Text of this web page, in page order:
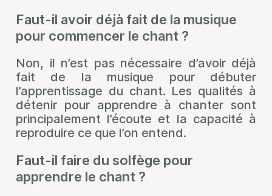
Faut-il avoir déjà fait de la musique
pour commencer le chant ?
Non, il n’est pas nécessaire d’avoir déjà
fait de la musique pour débuter
l’apprentissage du chant. Les qualités à
détenir pour apprendre à chanter sont
principalement l’écoute et la capacité à
reproduire ce que l’on entend.
Faut-il faire du solfège pour
apprendre le chant ?